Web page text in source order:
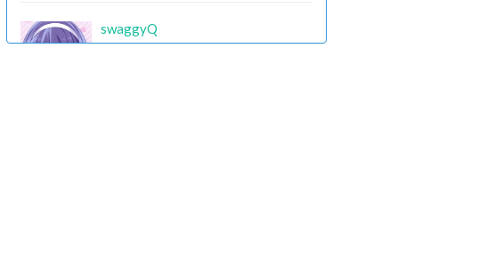
swaggyQ
còn ai còn file ko ạ ? link die hết r